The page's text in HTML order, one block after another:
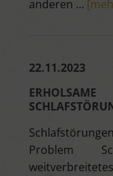
anderen …
22.11.2023
Problem